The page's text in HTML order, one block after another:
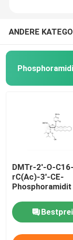
ANDERE
DMTr-2'-O-C16-
rC(Ac)-3'-CE-
Phosphoramidit